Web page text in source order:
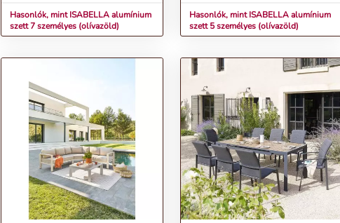
Hasonlók, mint ISABELLA alumínium
szett 7 személyes (olívazöld)
Hasonlók, mint ISABELLA alumínium
szett 5 személyes (olívazöld)